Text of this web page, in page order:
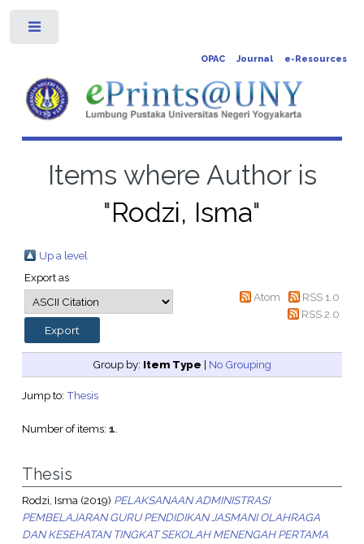
OPAC Journal e-Resources
Items where Author is
"Rodzi, Isma"
Up a level
Export as
Atom
RSS 1.0
RSS 2.0
Group by: Item Type | No Grouping
Jump to: Thesis
Number of items: 1.
Thesis
Rodzi, Isma(2019) PELAKSANAAN ADMINISTRASI
PEMBELAJARAN GURU PENDIDIKAN JASMANI OLAHRAGA
DAN KESEHATAN TINGKAT SEKOLAH MENENGAH PERTAMA